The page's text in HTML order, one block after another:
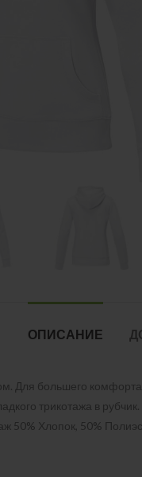
ОПИСАНИЕ
Для большего
трикотажа в
50% Хлопок, 50%